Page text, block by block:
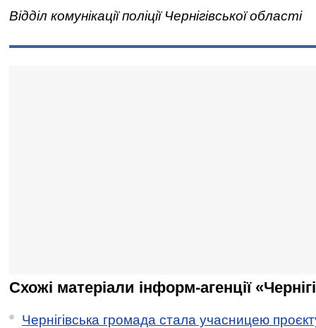
Відділ комунікації поліції Чернігівської області
Схожі матеріали інформ-агенції
Чернігівська громада стала учасницею